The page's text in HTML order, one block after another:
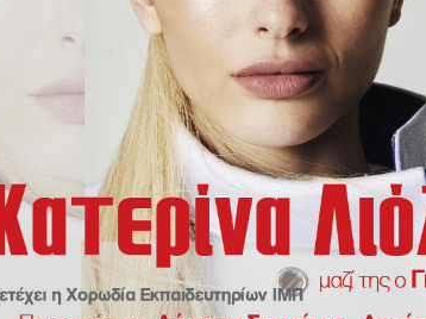
εγκαινίασε την νέα σύγχρονη πτέρυγα του
Ενάρξεως του Νέου Σχολικού Έτους.